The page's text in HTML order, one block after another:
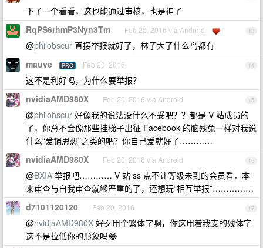
下了一个看看，这也能通过审核，也是神了
13
RqPS6rhmP3Nyn3Tm Feb 20, 2016 via Android 1
@philobscur 直接举报就好了，林子大了什么鸟都有
14
mauve PRO Feb 20, 2016
这不是利好吗，为什么要举报？
15
nvidiaAMD980X Feb 20, 2016 via Android
@philobscur 好像我的说法没什么不妥吧？？都是 V 站成员的
了，你总不会像那些挂梯子出征 Facebook 的脑残兔一样对我说
什么“爱锅思想”之类的吧？你自己爱就好了…………
16
nvidiaAMD980X Feb 20, 2016 via Android
@BXIA 举报吧………… V 站 ss 点不让等级未到的会员看，本
来审查与自我审查就够严重的了，还想玩“相互举报”……………
17
d7101120120 Feb 20, 2016
@nvidiaAMD980X 好歹用个繁体字啊，你这用着我支的残体字
这不是拉低你的形象吗😂